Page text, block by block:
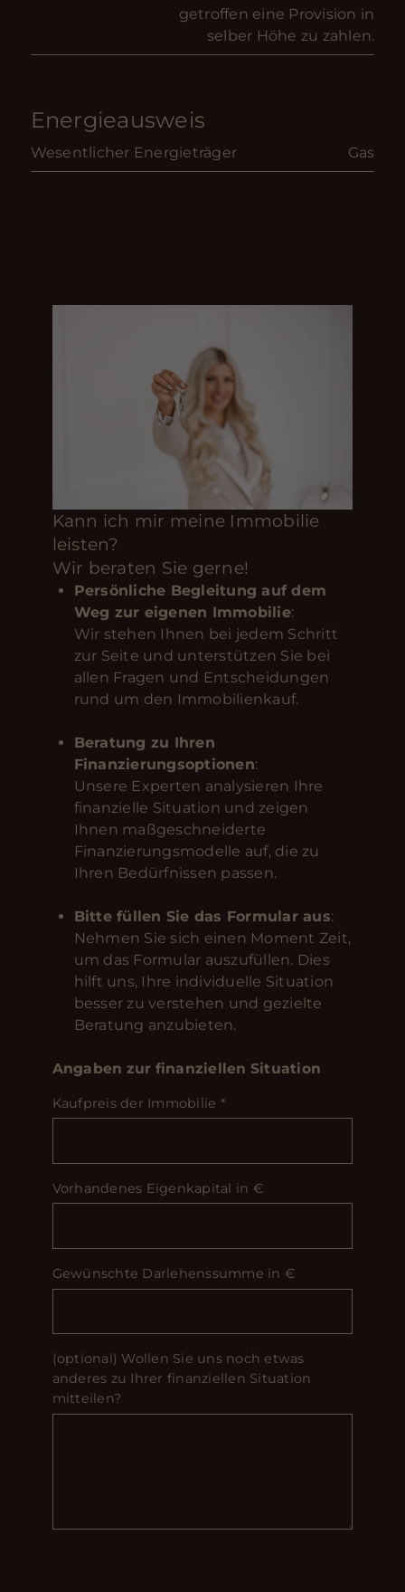
getroffen eine Provision in
selber Höhe zu zahlen.
Energieausweis
Wesentlicher Energieträger Gas
Kann ich mir meine Immobilie
leisten?
Wir beraten Sie gerne!
Persönliche Begleitung auf dem
Weg zur eigenen Immobilie:
Wir stehen Ihnen bei jedem Schritt
zur Seite und unterstützen Sie bei
allen Fragen und Entscheidungen
rund um den Immobilienkauf.
Beratung zu Ihren
Finanzierungsoptionen:
Unsere Experten analysieren Ihre
finanzielle Situation und zeigen
Ihnen maßgeschneiderte
Finanzierungsmodelle auf, die zu
Ihren Bedürfnissen passen.
Bitte füllen Sie das Formular aus:
Nehmen Sie sich einen Moment Zeit,
um das Formular auszufüllen. Dies
hilft uns, Ihre individuelle Situation
besser zu verstehen und gezielte
Beratung anzubieten.
Angaben zur finanziellen Situation
Kaufpreis der Immobilie *
Vorhandenes Eigenkapital in €
Gewünschte Darlehenssumme in €
(optional) Wollen Sie uns noch etwas
anderes zu Ihrer finanziellen Situation
mitteilen?